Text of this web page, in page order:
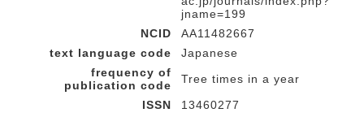
jname=199
NCID
AA11482667
text language code
Japanese
frequency of
publication code
Tree times in a year
ISSN
13460277